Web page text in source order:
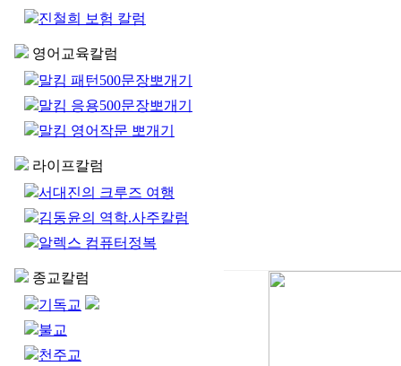
진철희 보험 칼럼
영어교육칼럼
말킴 패턴500문장뽀개기
말킴 응용500문장뽀개기
말킴 영어작문 뽀개기
라이프칼럼
서대진의 크루즈 여행
김동윤의 역학.사주칼럼
알렉스 컴퓨터정복
종교칼럼
기독교
불교
천주교